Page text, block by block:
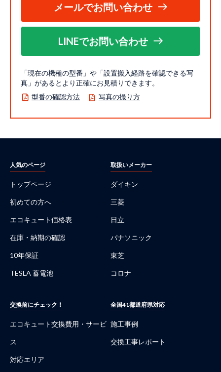
メールでお問い合わせ
LINEでお問い合わせ
「現在の機種の型番」や「設置搬入経路を確認できる写
真」があるとより正確にお見積りできます。
型番の確認方法
写真の撮り方
人気のページ
トップページ
初めての方へ
エコキュート価格表
在庫・納期の確認
10年保証
TESLA 蓄電池
交換前にチェック！
エコキュート交換費用・サービ
ス
対応エリア
取扱いメーカー
ダイキン
三菱
日立
パナソニック
東芝
コロナ
全国41都道府県対応
施工事例
交換工事レポート